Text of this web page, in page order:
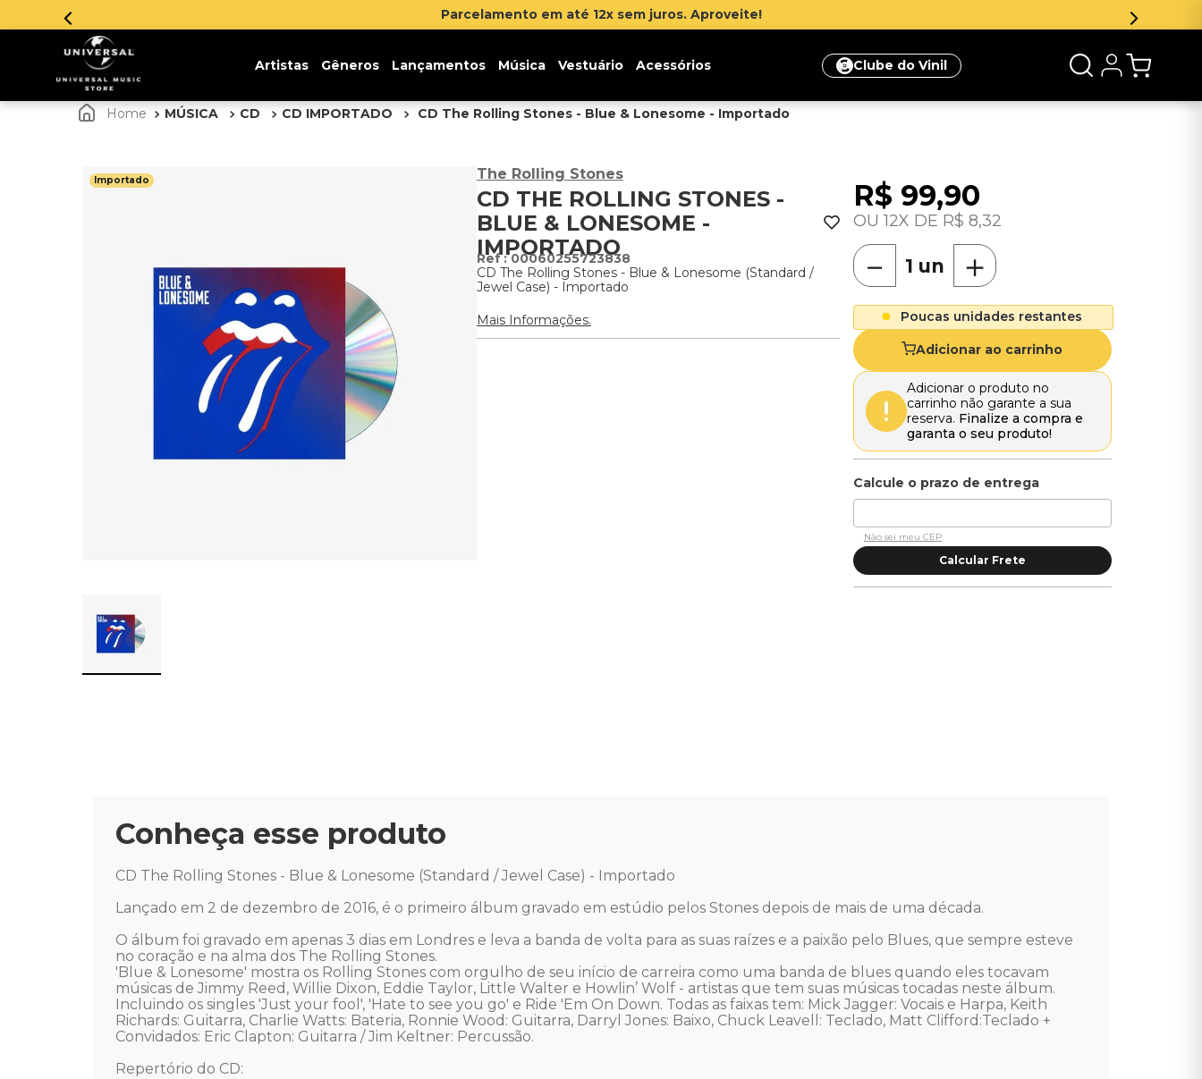
Parcelamento em até 12x sem juros. Aproveite!
Artistas Gêneros Lançamentos Música Vestuário Acessórios Clube do Vinil
MÚSICA CD CD IMPORTADO CD The Rolling Stones - Blue & Lonesome - Importado
Importado The Rolling Stones
CD THE ROLLING STONES -
BLUE & LONESOME -
IMPORTADO
:00060255723838
CD The Rolling Stones - Blue & Lonesome (Standard /
Jewel Case) - Importado
Mais Informações.
R$ 99,90
12 R$ 8,32
＋
－
Poucas unidades restantes
Adicionar ao carrinho
Adicionar o produto no
carrinho não garante a sua
reserva. Finalize a compra e
garanta o seu produto!
Não sei meu CEP
Conheça esse produto
CD The Rolling Stones - Blue & Lonesome (Standard / Jewel Case) - Importado
Lançado em 2 de dezembro de 2016, é o primeiro álbum gravado em estúdio pelos Stones depois de mais de uma década.
O álbum foi gravado em apenas 3 dias em Londres e leva a banda de volta para as suas raízes e a paixão pelo Blues, que sempre esteve
no coração e na alma dos The Rolling Stones.
'Blue & Lonesome' mostra os Rolling Stones com orgulho de seu início de carreira como uma banda de blues quando eles tocavam
músicas de Jimmy Reed, Willie Dixon, Eddie Taylor, Little Walter e Howlin’ Wolf - artistas que tem suas músicas tocadas neste álbum.
Incluindo os singles 'Just your fool', 'Hate to see you go' e Ride 'Em On Down. Todas as faixas tem: Mick Jagger: Vocais e Harpa, Keith
Richards: Guitarra, Charlie Watts: Bateria, Ronnie Wood: Guitarra, Darryl Jones: Baixo, Chuck Leavell: Teclado, Matt Clifford:Teclado +
Convidados: Eric Clapton: Guitarra / Jim Keltner: Percussão.
Repertório do CD: